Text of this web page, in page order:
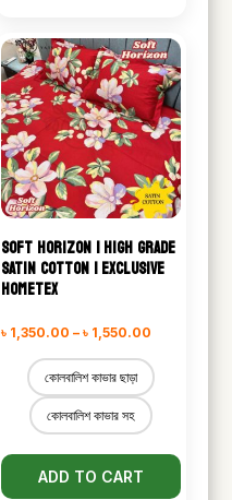
SOFT HORIZON | HIGH GRADE
SATIN COTTON | EXCLUSIVE
HOMETEX
৳ 1,350.00 – ৳ 1,550.00
৳ 1,350.00
through
কোলবালিশ কাভার ছাড়া
কোলবালিশ কাভার সহ
ADD TO CART